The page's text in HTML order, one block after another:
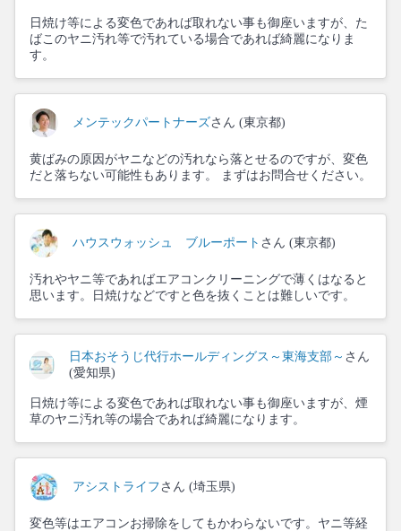
日焼け等による変色であれば取れない事も御座いますが、た
ばこのヤニ汚れ等で汚れている場合であれば綺麗になりま
す。
メンテックパートナーズさん (東京都)
黄ばみの原因がヤニなどの汚れなら落とせるのですが、変色
だと落ちない可能性もあります。 まずはお問合せください。
ハウスウォッシュ ブルーポート さん (東京都)
汚れやヤニ等であればエアコンクリーニングで薄くはなると
思います。日焼けなどですと色を抜くことは難しいです。
日本おそうじ代行ホールディングス～東海支部～ さん
(愛知県)
日焼け等による変色であれば取れない事も御座いますが、煙
草のヤニ汚れ等の場合であれば綺麗になります。
アシストライフ さん (埼玉県)
変色等はエアコンお掃除をしてもかわらないです。ヤニ等経